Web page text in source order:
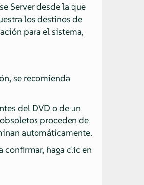
Serverdesde la que
los destinos de
para el sistema,
se recomienda
del DVD o de un
proceden de
automáticamente.
confirmar, haga clic en